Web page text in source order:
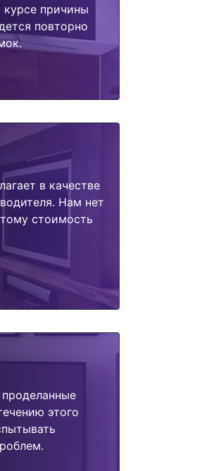
курсе причины
повторно
в качестве
Нам нет
стоимость
этого